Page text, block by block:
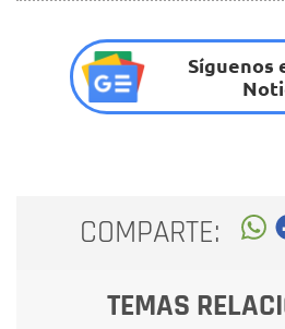
Síguenos
COMPARTE:
TEMAS